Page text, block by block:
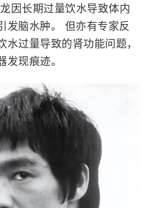
因长期过量饮水导致体内
发脑水肿。 但亦有专家反
水过量导致的肾功能问题，
发现痕迹。